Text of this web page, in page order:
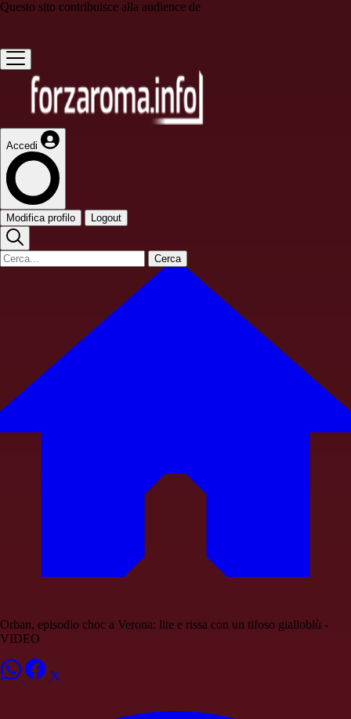
Questo sito contribuisce alla audience de
Accedi
Modifica profilo Logout
Cerca
Orban, episodio choc a Verona: lite e rissa con un tifoso gialloblù -
VIDEO